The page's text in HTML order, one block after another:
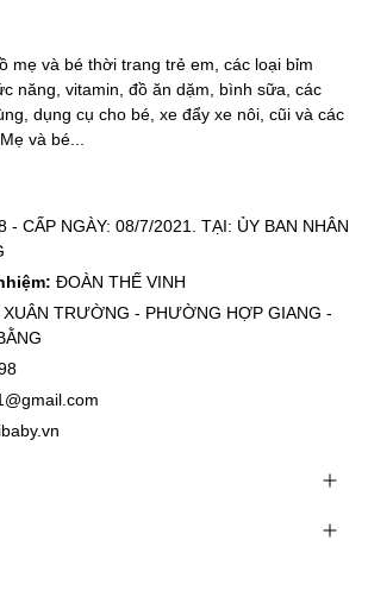
mẹ và bé thời trang trẻ em, các loại bỉm
năng, vitamin, đồ ăn dặm, bình sữa, các
dụng cụ cho bé, xe đẩy xe nôi, cũi và các
và bé...
- CẤP NGÀY: 08/7/2021. TẠI: ỦY BAN NHÂN
ĐOÀN THẾ VINH
TRƯỜNG - PHƯỜNG HỢP GIANG -